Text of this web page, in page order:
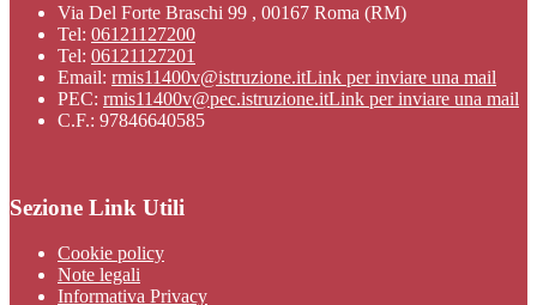
Via Del Forte Braschi 99 , 00167 Roma (RM)
Tel: 06121127200
Tel: 06121127201
Email: rmis11400v@istruzione.itLink per inviare una mail
PEC: rmis11400v@pec.istruzione.itLink per inviare una mail
C.F.: 97846640585
Sezione Link Utili
Cookie policy
Note legali
Informativa Privacy